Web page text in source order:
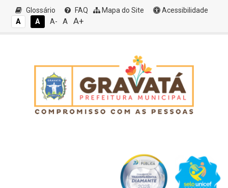
Glossário FAQ Mapa do Site
Acessibilidade
A
A A- A A+